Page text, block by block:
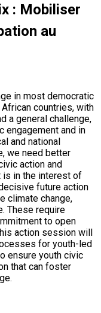
: Mobiliser
au
in most democratic
countries, with
a general challenge,
engagement and in
and national
we need better
action and
is in the interest of
future action
climate change,
These require
to open
action session will
for youth-led
ensure youth civic
that can foster